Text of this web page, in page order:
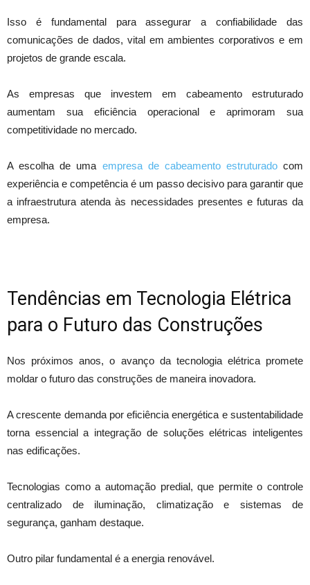
Isso é fundamental para assegurar a confiabilidade das
comunicações de dados, vital em ambientes corporativos e em
projetos de grande escala.
As empresas que investem em cabeamento estruturado
aumentam sua eficiência operacional e aprimoram sua
competitividade no mercado.
A escolha de uma empresa de cabeamento estruturadocom
experiência e competência é um passo decisivo para garantir que
a infraestrutura atenda às necessidades presentes e futuras da
empresa.
Tendências em Tecnologia Elétrica
para o Futuro das Construções
Nos próximos anos, o avanço da tecnologia elétrica promete
moldar o futuro das construções de maneira inovadora.
A crescente demanda por eficiência energética e sustentabilidade
torna essencial a integração de soluções elétricas inteligentes
nas edificações.
Tecnologias como a automação predial, que permite o controle
centralizado de iluminação, climatização e sistemas de
segurança, ganham destaque.
Outro pilar fundamental é a energia renovável.